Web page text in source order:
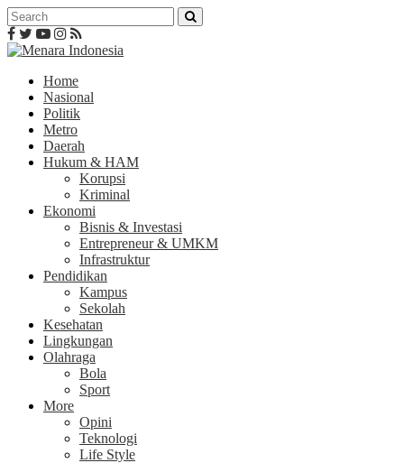
Home
Nasional
Politik
Metro
Daerah
Hukum & HAM
Korupsi
Kriminal
Ekonomi
Bisnis & Investasi
Entrepreneur & UMKM
Infrastruktur
Pendidikan
Kampus
Sekolah
Kesehatan
Lingkungan
Olahraga
Bola
Sport
More
Opini
Teknologi
Life Style